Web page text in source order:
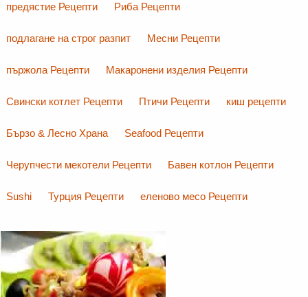
предястие Рецепти Риба Рецепти
подлагане на строг разпит Месни Рецепти
пържола Рецепти Макаронени изделия Рецепти
Свински котлет Рецепти Птичи Рецепти киш рецепти
Бързо & Лесно Храна Seafood Рецепти
Черупчести мекотели Рецепти Бавен котлон Рецепти
Sushi Турция Рецепти еленово месо Рецепти